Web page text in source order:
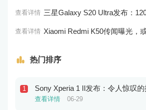
查看详情 三星Galaxy S20 Ultra发布：120Hz高清屏幕与
查看详情 Xiaomi Redmi K50传闻曝光，或将采用更
热门排序
1
查看详情 06-29